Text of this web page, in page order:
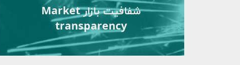
شفافیت بازار Market
transparency